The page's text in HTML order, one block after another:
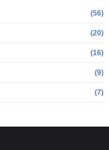
(56)
(20)
(16)
(9)
(7)